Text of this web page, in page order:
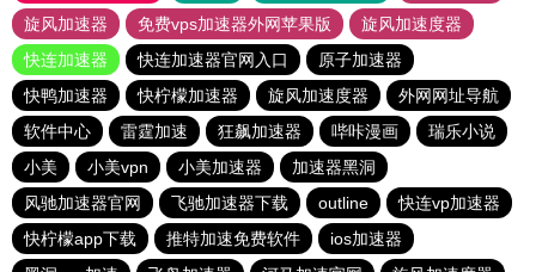
旋风加速器
免费vps加速器外网苹果版
旋风加速度器
快连加速器
快连加速器官网入口
原子加速器
快鸭加速器
快柠檬加速器 旋风加速度器
外网网址导航
软件中心
雷霆加速 狂飙加速器 哔咔漫画
瑞乐小说
小美
小美vpn 小美加速器
加速器黑洞
风驰加速器官网
飞驰加速器下载 outline
快连vp加速器
快柠檬app下载
推特加速免费软件
ios加速器